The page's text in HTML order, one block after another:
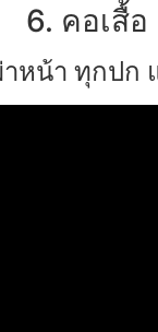
6. คอเสื้อ
หน้า ทุกปก